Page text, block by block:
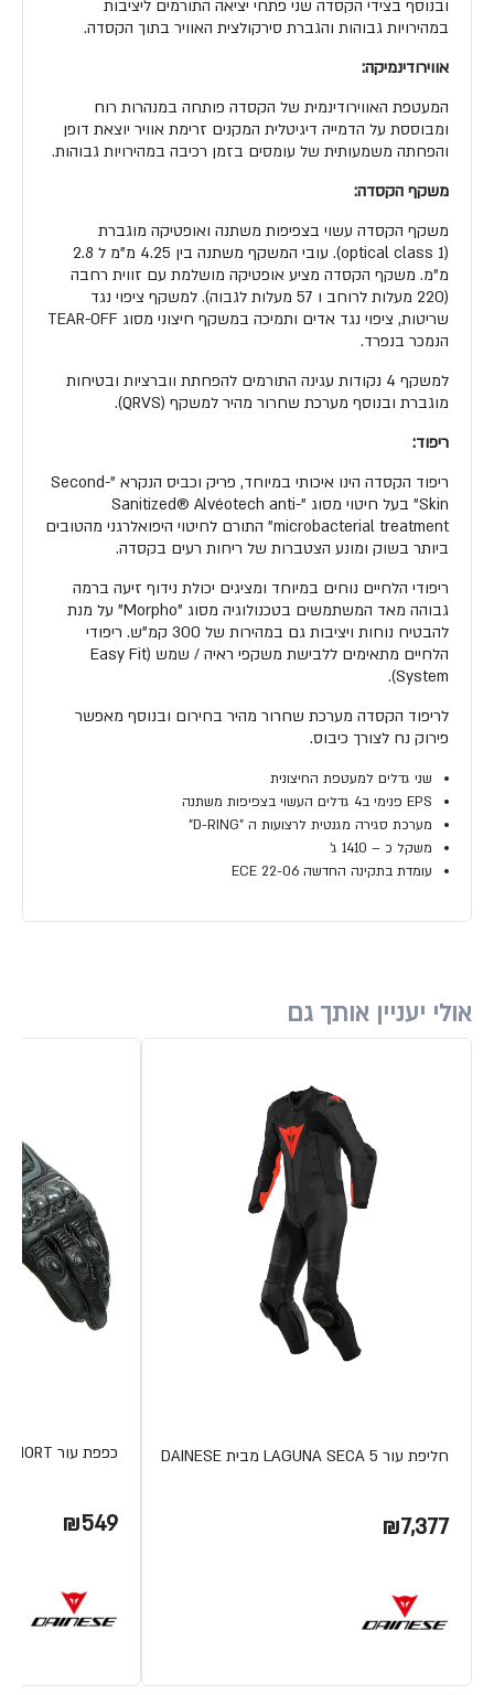
ובנוסף בצידי הקסדה שני פתחי יציאה התורמים ליציבות
במהירויות גבוהות והגברת סירקולצית האוויר בתוך הקסדה.
אווירודינמיקה:
המעטפת האווירודינמית של הקסדה פותחה במנהרות רוח
ומבוססת על הדמייה דיגיטלית המקנים זרימת אוויר יוצאת דופן
והפחתה משמעותית של עומסים בזמן רכיבה במהירויות גבוהות.
משקף הקסדה:
משקף הקסדה עשוי בצפיפות משתנה ואופטיקה מוגברת
(optical class 1). עובי המשקף משתנה בין 4.25 מ"מ ל 2.8
מ"מ. משקף הקסדה מציע אופטיקה מושלמת עם זווית רחבה
(220 מעלות לרוחב ו 57 מעלות לגבוה). למשקף ציפוי נגד
שריטות, ציפוי נגד אדים ותמיכה במשקף חיצוני מסוג TEAR-OFF
הנמכר בנפרד.
למשקף 4 נקודות עגינה התורמים להפחתת ווברציות ובטיחות
מוגברת ובנוסף מערכת שחרור מהיר למשקף (QRVS).
ריפוד:
ריפוד הקסדה הינו איכותי במיוחד, פריק וכביס הנקרא "Second-
Skin" בעל חיטוי מסוג "Sanitized® Alvéotech anti-
microbacterial treatment" התורם לחיטוי היפואלרגני מהטובים
ביותר בשוק ומונע הצטברות של ריחות רעים בקסדה.
ריפודי הלחיים נוחים במיוחד ומציגים יכולת נידוף זיעה ברמה
גבוהה מאד המשתמשים בטכנולוגיה מסוג "Morpho" על מנת
להבטיח נוחות ויציבות גם במהירות של 300 קמ"ש. ריפודי
הלחיים מתאימים ללבישת משקפי ראיה / שמש (Easy Fit
System).
לריפוד הקסדה מערכת שחרור מהיר בחירום ובנוסף מאפשר
פירוק נח לצורך כיבוס.
שני גדלים למעטפת החיצונית
EPS פנימי ב4 גדלים העשוי בצפיפות משתנה
מערכת סגירה מגנטית לרצועות ה "D-RING"
משקל כ – 1410 ג'
עומדת בתקינה החדשה ECE 22-06
אולי יעניין אותך גם
חליפת עור LAGUNA SECA 5 מבית DAINESE
₪7,377
כפפת עור CARBON 3 SHORT מבית DAINESE
₪549